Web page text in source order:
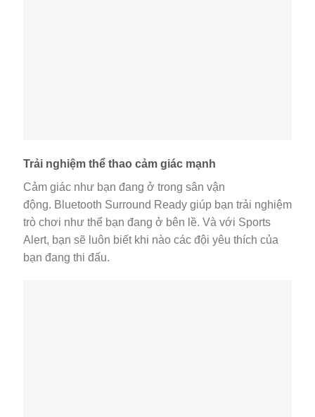
Trải nghiệm thể thao cảm giác mạnh
Cảm giác như bạn đang ở trong sân vận
động. Bluetooth Surround Ready giúp bạn trải nghiệm
trò chơi như thể bạn đang ở bên lề. Và với Sports
Alert, bạn sẽ luôn biết khi nào các đội yêu thích của
bạn đang thi đấu.